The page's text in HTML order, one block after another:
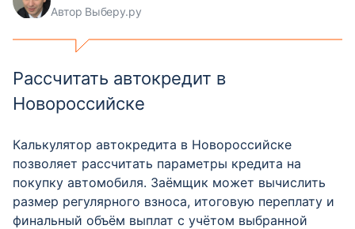
Автор Выберу.ру
Рассчитать автокредит в
Новороссийске
Калькулятор автокредита в Новороссийске
позволяет рассчитать параметры кредита на
покупку автомобиля. Заёмщик может вычислить
размер регулярного взноса, итоговую переплату и
финальный объём выплат с учётом выбранной